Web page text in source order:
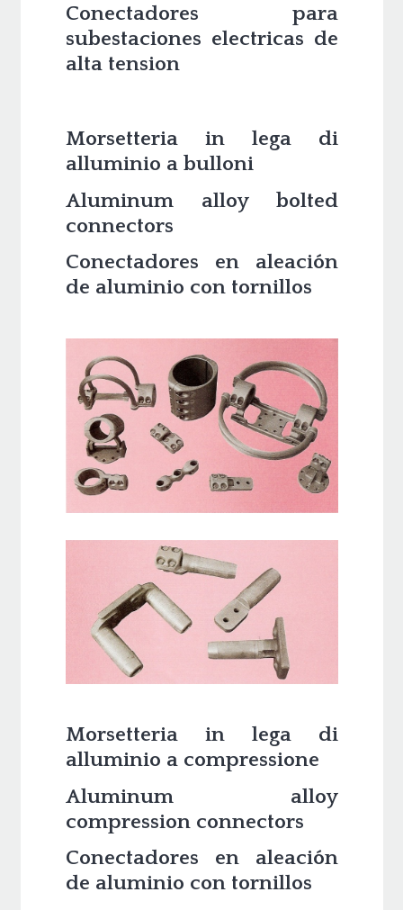
Conectadores para
subestaciones electricas de
alta tension
Morsetteria in lega di
alluminio a bulloni
Aluminum alloy bolted
connectors
Conectadores en aleación
de aluminio con tornillos
Morsetteria in lega di
alluminio a compressione
Aluminum alloy
compression connectors
​Conectadores en aleación
de aluminio con tornillos